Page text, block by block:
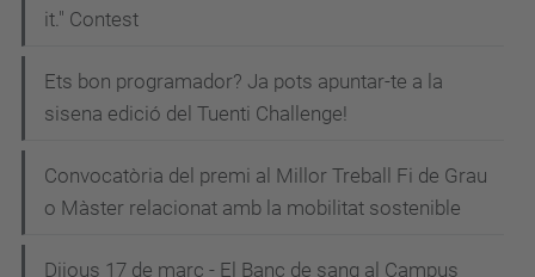
it." Contest
Ets bon programador? Ja pots apuntar-te a la
sisena edició del Tuenti Challenge!
Convocatòria del premi al Millor Treball Fi de Grau
o Màster relacionat amb la mobilitat sostenible
Dijous 17 de març - El Banc de sang al Campus